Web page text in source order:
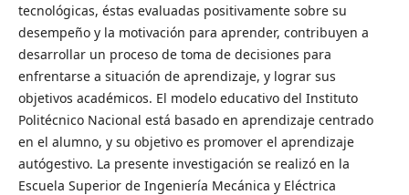
tecnológicas, éstas evaluadas positivamente sobre su
desempeño y la motivación para aprender, contribuyen a
desarrollar un proceso de toma de decisiones para
enfrentarse a situación de aprendizaje, y lograr sus
objetivos académicos. El modelo educativo del Instituto
Politécnico Nacional está basado en aprendizaje centrado
en el alumno, y su objetivo es promover el aprendizaje
autógestivo. La presente investigación se realizó en la
Escuela Superior de Ingeniería Mecánica y Eléctrica